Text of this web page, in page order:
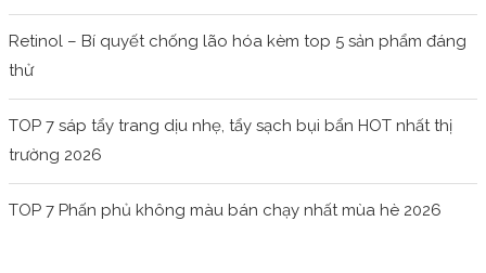
Retinol – Bí quyết chống lão hóa kèm top 5 sản phẩm đáng
thử
TOP 7 sáp tẩy trang dịu nhẹ, tẩy sạch bụi bẩn HOT nhất thị
trường 2026
TOP 7 Phấn phủ không màu bán chạy nhất mùa hè 2026